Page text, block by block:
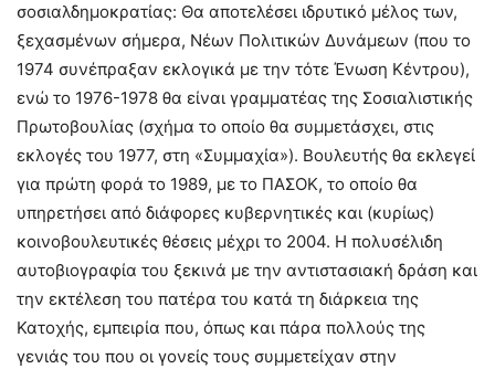
σοσιαλδημοκρατίας: Θα αποτελέσει ιδρυτικό μέλος των,
ξεχασμένων σήμερα, Νέων Πολιτικών Δυνάμεων (που το
1974 συνέπραξαν εκλογικά με την τότε Ένωση Κέντρου),
ενώ το 1976-1978 θα είναι γραμματέας της Σοσιαλιστικής
Πρωτοβουλίας (σχήμα το οποίο θα συμμετάσχει, στις
εκλογές του 1977, στη «Συμμαχία»). Βουλευτής θα εκλεγεί
για πρώτη φορά το 1989, με το ΠΑΣΟΚ, το οποίο θα
υπηρετήσει από διάφορες κυβερνητικές και (κυρίως)
κοινοβουλευτικές θέσεις μέχρι το 2004. Η πολυσέλιδη
αυτοβιογραφία του ξεκινά με την αντιστασιακή δράση και
την εκτέλεση του πατέρα του κατά τη διάρκεια της
Κατοχής, εμπειρία που, όπως και πάρα πολλούς της
γενιάς του που οι γονείς τους συμμετείχαν στην